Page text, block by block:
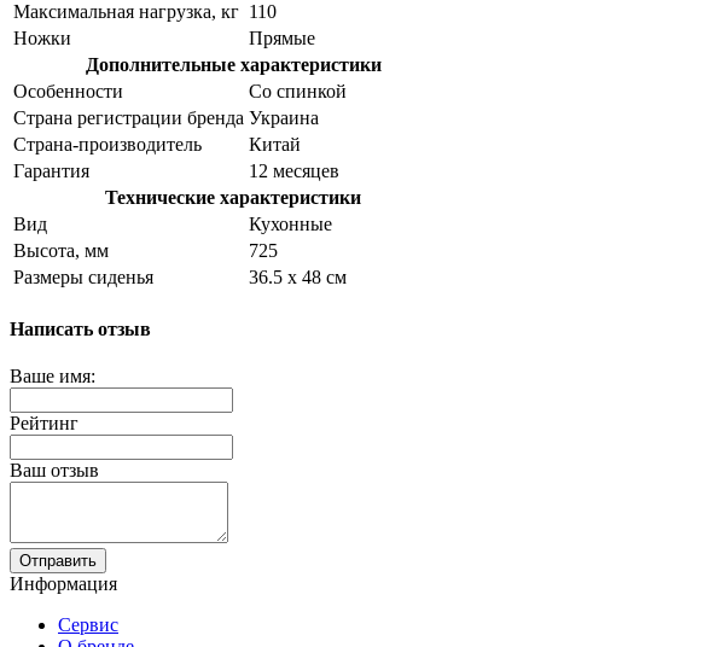
Максимальная нагрузка, кг 110
Ножки
Прямые
Дополнительные характеристики
Особенности
Со спинкой
Страна регистрации бренда Украина
Страна-производитель
Китай
Гарантия
12 месяцев
Технические характеристики
Вид
Кухонные
Высота, мм
725
Размеры сиденья
36.5 х 48 см
Написать отзыв
Ваше имя:
Рейтинг
Ваш отзыв
Отправить
Информация
Сервис